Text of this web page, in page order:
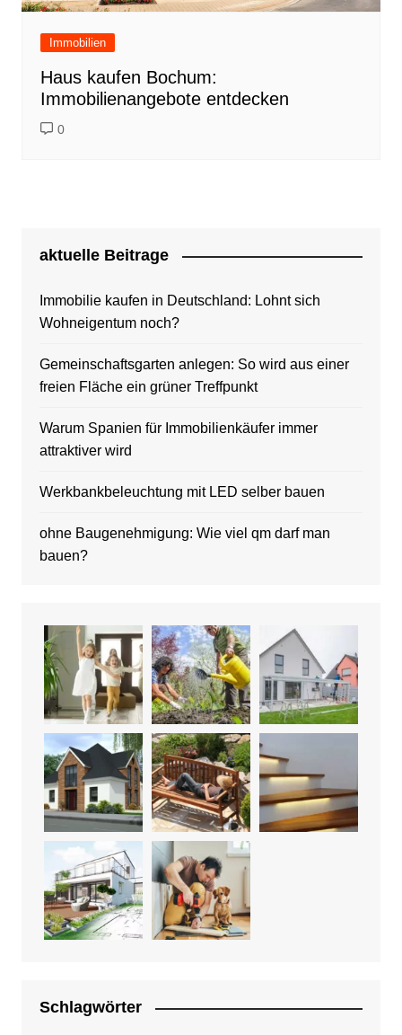
Immobilien
Haus kaufen Bochum:
Immobilienangebote entdecken
0
aktuelle Beitrage
Immobilie kaufen in Deutschland: Lohnt sich
Wohneigentum noch?
Gemeinschaftsgarten anlegen: So wird aus einer
freien Fläche ein grüner Treffpunkt
Warum Spanien für Immobilienkäufer immer
attraktiver wird
Werkbankbeleuchtung mit LED selber bauen
ohne Baugenehmigung: Wie viel qm darf man
bauen?
Schlagwörter